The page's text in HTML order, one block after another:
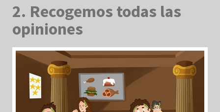
2. Recogemos todas las
opiniones